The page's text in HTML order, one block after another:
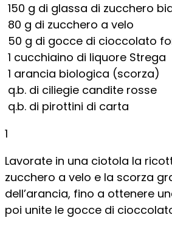
150 g di glassa di zucchero
80 g di zucchero a velo
50 g di gocce di cioccolato
1 cucchiaino di liquore Strega
1 arancia biologica (scorza)
q.b. di ciliegie candite rosse
q.b. di pirottini di carta
1
Lavorate in una ciotola la
zucchero a velo e la scorza
dell’arancia, fino a ottenere
poi unite le gocce di